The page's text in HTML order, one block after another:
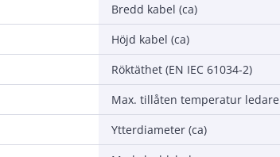
Bredd kabel (ca)
Höjd kabel (ca)
Röktäthet (EN IEC 61034-2)
Max. tillåten temperatur ledare
Ytterdiameter (ca)